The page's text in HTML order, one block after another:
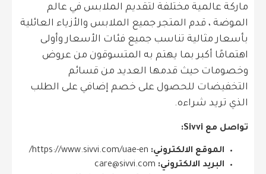
ماركة عالمية مختلفة لتقديم الملابس في عالم
الموضة ، قدم المتجر جميع الملابس والأزياء العائلية
بأسعار مثالية تناسب جميع فئات الأسعار وأولى
اهتمامًا أكبر بما يهتم به المتسوقون من عروض
وخصومات حيث قدمها العديد من قسائم
التخفيضات للحصول على خصم إضافي على الطلب
الذي تريد شراءه.
تواصل مع Sivvi:
الموقع الالكتروني: https://www.sivvi.com/uae-en/
البريد الالكتروني: